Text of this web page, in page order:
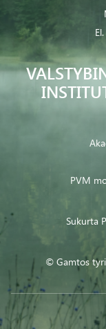
PVM
© Gamtos
Sukurta